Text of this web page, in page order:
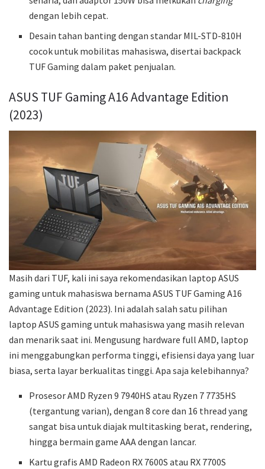
dengan lebih cepat.
Desain tahan banting dengan standar MIL-STD-810H
cocok untuk mobilitas mahasiswa, disertai backpack
TUF Gaming dalam paket penjualan.
ASUS TUF Gaming A16 Advantage Edition
(2023)
Masih dari TUF, kali ini saya rekomendasikan laptop ASUS
gaming untuk mahasiswa bernama ASUS TUF Gaming A16
Advantage Edition (2023). Ini adalah salah satu pilihan
laptop ASUS gaming untuk mahasiswa yang masih relevan
dan menarik saat ini. Mengusung hardware full AMD, laptop
ini menggabungkan performa tinggi, efisiensi daya yang luar
biasa, serta layar berkualitas tinggi. Apa saja kelebihannya?
Prosesor AMD Ryzen 9 7940HS atau Ryzen 7 7735HS
(tergantung varian), dengan 8 core dan 16 thread yang
sangat bisa untuk diajak multitasking berat, rendering,
hingga bermain game AAA dengan lancar.
Kartu grafis AMD Radeon RX 7600S atau RX 7700S